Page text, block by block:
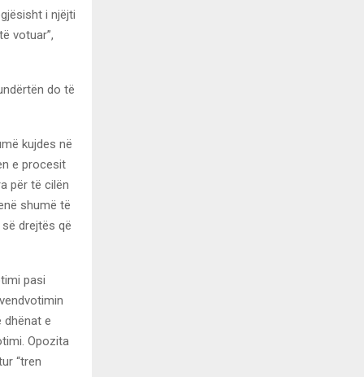
i njëjti
votuar”,
do të
kujdes në
e procesit
për të cilën
shumë të
drejtës që
pasi
dhënat e
Opozita
“tren